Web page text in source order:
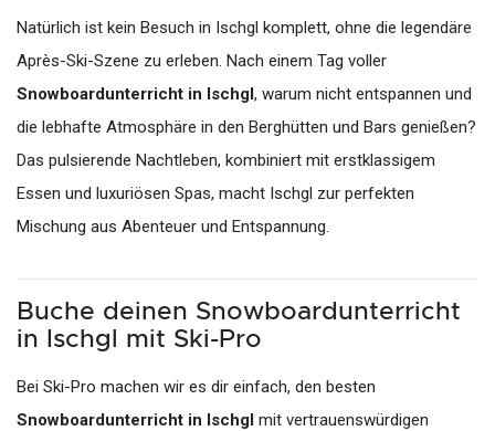
Natürlich ist kein Besuch in Ischgl komplett, ohne die legendäre
Après-Ski-Szene zu erleben. Nach einem Tag voller
Snowboardunterricht in Ischgl , warum nicht entspannen und
die lebhafte Atmosphäre in den Berghütten und Bars genießen?
Das pulsierende Nachtleben, kombiniert mit erstklassigem
Essen und luxuriösen Spas, macht Ischgl zur perfekten
Mischung aus Abenteuer und Entspannung.
Buche deinen Snowboardunterricht
in Ischgl mit Ski-Pro
Bei Ski-Pro machen wir es dir einfach, den besten
Snowboardunterricht in Ischgl mit vertrauenswürdigen